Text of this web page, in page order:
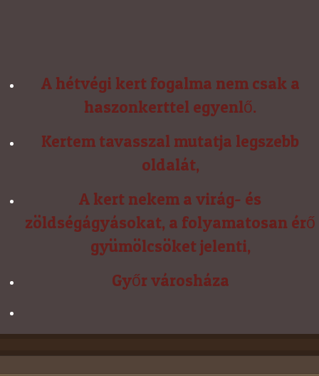
A hétvégi kert fogalma nem csak a
haszonkerttel egyenlő.
Kertem tavasszal mutatja legszebb
oldalát,
A kert nekem a virág- és
zöldségágyásokat, a folyamatosan érő
gyümölcsöket jelenti,
Győr városháza